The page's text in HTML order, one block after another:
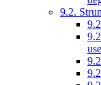
9.2.
use